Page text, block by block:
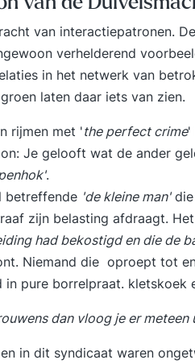
van interactiepatronen.
verhelderend
in het netwerk van
laten daar iets van zien.
rijmen met 'the perfect crime'
Je gelooft wat de ander
.
betreffende 'de kleine man'die
zijn belasting afdraagt.
had bekostigd en die de
Niemand die oproept tot
pure borrelpraat. kletskoek
dan vloog je er meteen
in dit syndicaat waren